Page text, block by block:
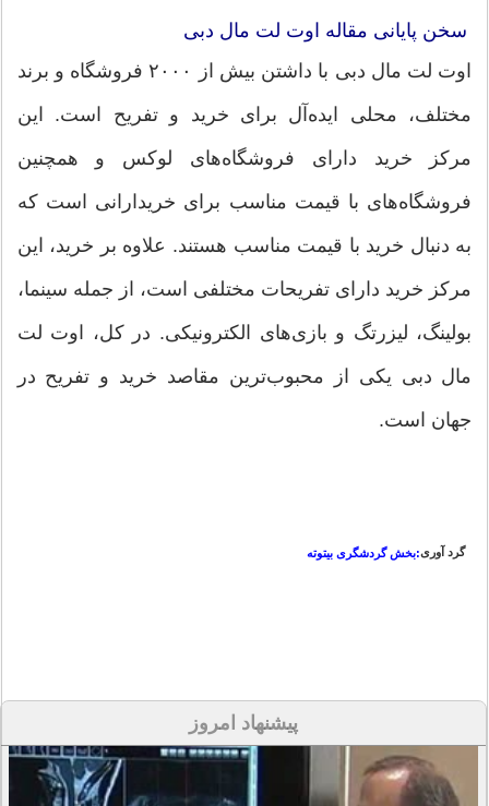
سخن پایانی مقاله اوت لت مال دبی
اوت لت مال دبی با داشتن بیش از ۲۰۰۰ فروشگاه و برند
مختلف، محلی ایده‌آل برای خرید و تفریح است. این
مرکز خرید دارای فروشگاه‌های لوکس و همچنین
فروشگاه‌های با قیمت مناسب برای خریدارانی است که
به دنبال خرید با قیمت مناسب هستند. علاوه بر خرید، این
مرکز خرید دارای تفریحات مختلفی است، از جمله سینما،
بولینگ، لیزرتگ و بازی‌های الکترونیکی. در کل، اوت لت
مال دبی یکی از محبوب‌ترین مقاصد خرید و تفریح در
جهان است.
گرد آوری:بخش گردشگری بیتوته
پیشنهاد امروز